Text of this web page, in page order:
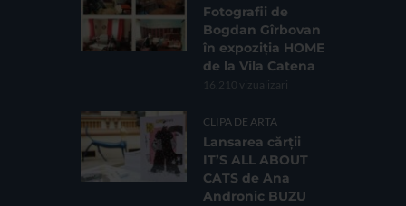
Fotografii de
Bogdan Gîrbovan
în expoziția HOME
de la Vila Catena
16.210 vizualizari
CLIPA DE ARTA
Lansarea cărții
IT’S ALL ABOUT
CATS de Ana
Andronic BUZU